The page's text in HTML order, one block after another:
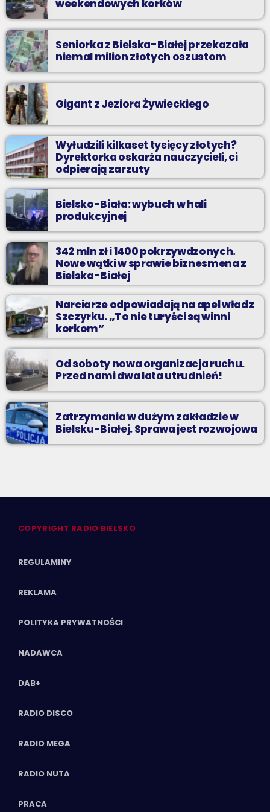
weekendowych korków
Seniorka z Bielska-Białej przekazała
niemal milion złotych oszustom
Gigant z Jeziora Żywieckiego
Wyłudzili kilkaset tysięcy złotych?
Dyrektorka oskarża nauczycieli, ci
odpierają zarzuty
Bielsko-Biała: wybuch w hali
produkcyjnej
342 mln zł i 1400 pokrzywdzonych.
Nowe wątki w sprawie biznesmena z
Bielska-Białej
Narciarze odpowiadają na apel władz
Szczyrku. „To nie turyści są winni
korkom”
Od soboty nowa organizacja ruchu.
Przed nami dwa lata utrudnień!
Zatrzymania w dużym zakładzie w
Bielsku-Białej. Sprawa jest rozwojowa
COPYRIGHT RADIO BIELSKO
REGULAMINY
REKLAMA
POLITYKA PRYWATNOŚCI
NADAWCA
DAB+
RADIO DISCO
RADIO MEGA
RADIO NUTA
PRACA